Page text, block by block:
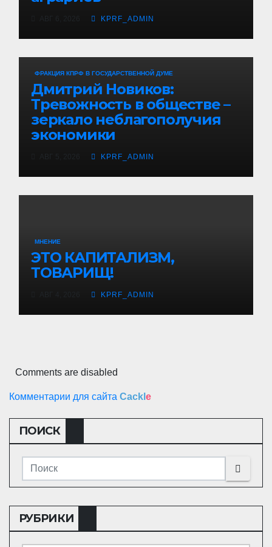
KPRF_ADMIN
ФРАКЦИЯ КПРФ В ГОСУДАРСТВЕННОЙ ДУМЕ
Дмитрий Новиков:
Тревожность в обществе –
зеркало неблагополучия
экономики
KPRF_ADMIN
МНЕНИЕ
ЭТО КАПИТАЛИЗМ,
ТОВАРИЩ!
KPRF_ADMIN
Comments are disabled
Комментарии для сайта Cackl e
ПОИСК
РУБРИКИ